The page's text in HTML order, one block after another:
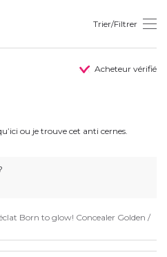
Trier/Filtrer
Acheteur vérifié
ou je trouve cet anti cernes.
Born to glow! Concealer Golden /